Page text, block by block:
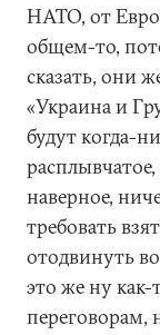
НАТО, от
общем-то,
сказать, они
«Украина и
будут когда-
наверное,
требовать
отодвинуть
это же ну
переговорам,